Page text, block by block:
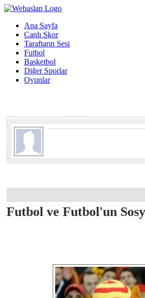
Ana Sayfa
Canlı Skor
Taraftarın Sesi
Futbol
Basketbol
Diğer Sporlar
Oyunlar
Futbol ve Futbol'un